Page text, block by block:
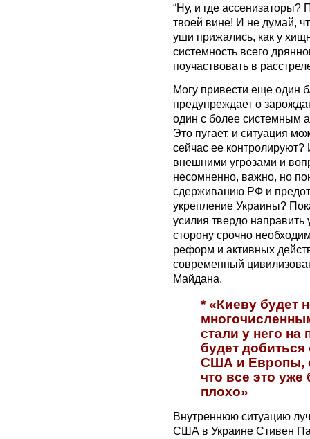
“Ну, и где
твоей вине! И не думай,
уши прижались, как у
системность всего
поучаствовать в
Могу привести еще один
предупреждает о
один с более системным
Это пугает, и ситуация
сейчас ее контролируют?
внешними угрозами и
несомненно, важно, но
сдерживанию РФ и
укрепление Украины?
усилия твердо направить
сторону срочно
реформ и активных
современный
Майдана.
* «Киеву будет
стали у него
будет
США и Европы,
что все это
плохо»
Внутреннюю ситуацию
США в Украине Стивен